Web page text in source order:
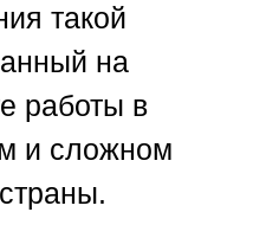
такой
на
работы в
и сложном